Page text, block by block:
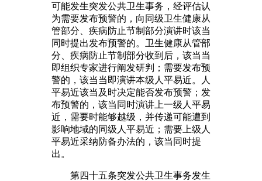
可能发生突发公共卫生事务，经评估认
为需要发布预警的，向同级卫生健康从
管部分、疾病防止节制部分演讲时该当
同时提出发布预警的。卫生健康从管部
分、疾病防止节制部分收到后，该当当
即组织专家进行阐发研判；需要发布预
警的，该当当即演讲本级人平易近。人
平易近该当及时决定能否发布预警；发
布预警的，该当同时演讲上一级人平易
近，需要时能够越级，并传递可能遭到
影响地域的同级人平易近；需要上级人
平易近采纳防备办法的，该当同时提
出。
第四十五条突发公共卫生事务发生